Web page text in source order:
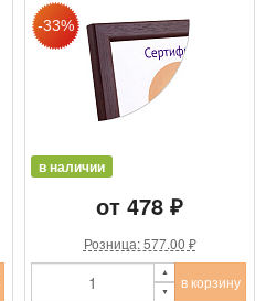
в наличии
от 478 ₽
Розница: 577.00 ₽
в корзину